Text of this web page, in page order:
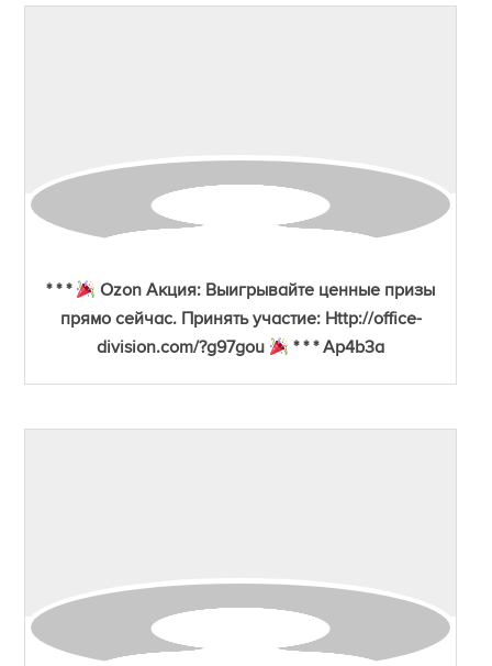
* * *
Ozon Акция: Выигрывайте ценные призы
прямо сейчас. Принять участие: Http://office-
division.com/?g97gou
* * * Ap4b3a